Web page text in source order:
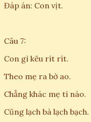
Đáp án: Con vịt.
Câu 7:
Con gì kêu rít rít.
Theo mẹ ra bờ ao.
Chẳng khác mẹ tí nào.
Cũng lạch bà lạch bạch.